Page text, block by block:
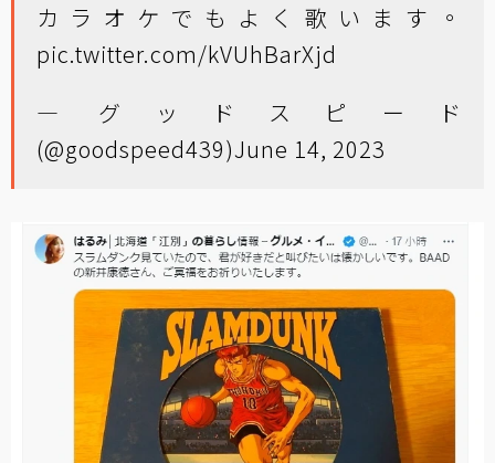
カラオケでもよく歌います。
pic.twitter.com/kVUhBarXjd
— グッドスピード
(@goodspeed439)June 14, 2023